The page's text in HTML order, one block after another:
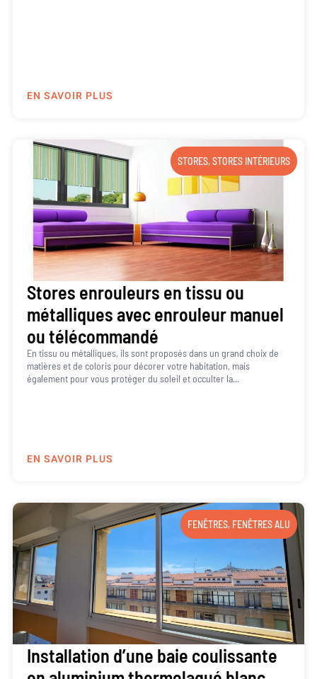
EN SAVOIR PLUS
STORES,STORES INTÉRIEURS
Stores enrouleurs en tissu ou
métalliques avec enrouleur manuel
ou télécommandé
En tissu ou métalliques, ils sont proposés dans un grand choix de
matières et de coloris pour décorer votre habitation, mais
également pour vous protéger du soleil et occulter la...
EN SAVOIR PLUS
FENÊTRES, FENÊTRES ALU
Installation d’une baie coulissante